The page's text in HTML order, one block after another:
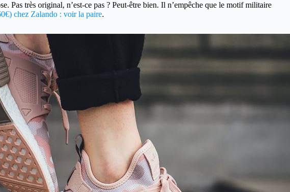
Pas très original, n’est-ce pas ? Peut-être bien. Il n’empêche que le motif militaire
chez Zalando : voir la paire.